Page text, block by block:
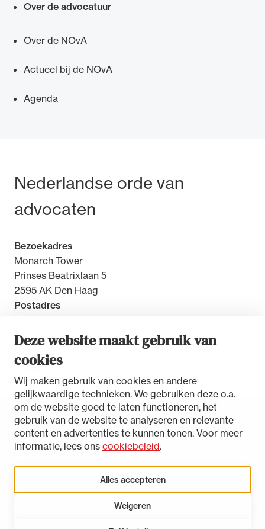
Deze website maakt gebruik van
cookies
Wij maken gebruik van cookies en andere
gelijkwaardige technieken. We gebruiken deze o.a.
om de website goed te laten functioneren, het
gebruik van de website te analyseren en relevante
content en advertenties te kunnen tonen. Voor meer
informatie, lees ons cookiebeleid.
Alles accepteren
Weigeren
Over de advocatuur
Over de NOvA
Actueel bij de NOvA
Agenda
Bezoek- en postadres
Nederlandse orde van
advocaten
Bezoekadres
Monarch Tower
Prinses Beatrixlaan 5
2595 AK Den Haag
Postadres
2500 GW Den Haag
Toegankelijkheidsverklaring
Disclaimer
Ondersteuning voor advocaten bij hun
het rechtsgebiedenregister en